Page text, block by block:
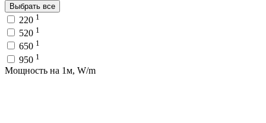
Выбрать все
220 1
520 1
650 1
950 1
Мощность на 1м, W/m